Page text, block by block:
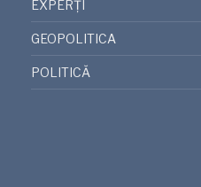
EXPERȚI
GEOPOLITICA
POLITICĂ